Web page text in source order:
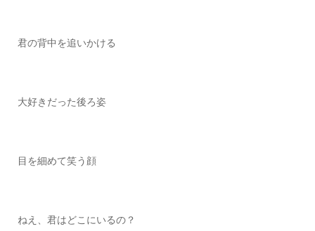
君の背中を追いかける
大好きだった後ろ姿
目を細めて笑う顔
ねえ、君はどこにいるの？